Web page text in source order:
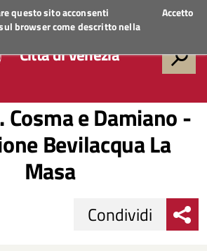
questo sito acconsenti
browser come descritto nella
Accetto
SERVIZI
Città di Venezia
Cosma e Damiano -
Bevilacqua La
Masa
Condividi